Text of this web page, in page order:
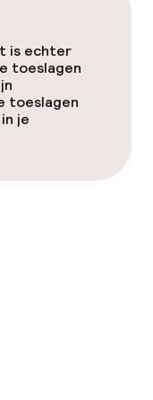
kinderen
is echter
toeslagen
toeslagen
je